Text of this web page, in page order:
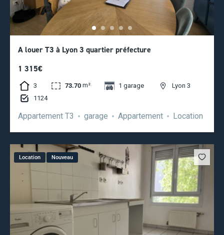
A louer T3 à Lyon 3 quartier préfecture
1 315€
3 73.70 m² 1 garage
Lyon 3
1124
Appartement T3 garage Appartement Location
Location Nouveau